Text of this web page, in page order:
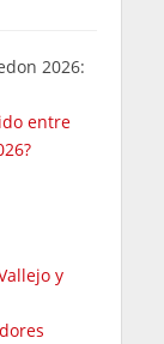
2026:
entre
y